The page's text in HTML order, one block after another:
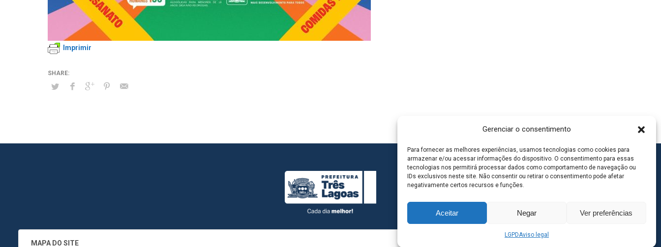
Gerenciar o consentimento
Para fornecer as melhores experiências, usamos tecnologias como cookies para
armazenar e/ou acessar informações do dispositivo. O consentimento para essas
tecnologias nos permitirá processar dados como comportamento de navegação ou
IDs exclusivos neste site. Não consentir ou retirar o consentimento pode afetar
negativamente certos recursos e funções.
Aceitar Negar Ver preferências
LGPDAviso legal
Imprimir
MAPA DO SITE